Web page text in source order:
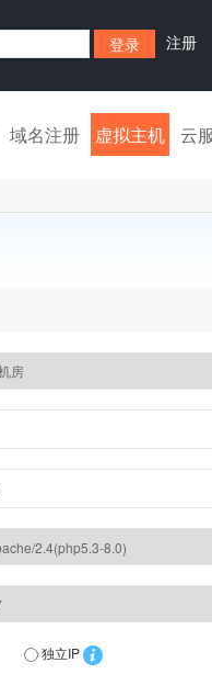
注册
域名注册 虚拟主机 云
独立IP